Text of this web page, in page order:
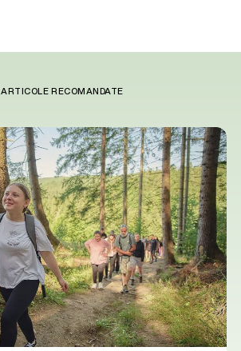
ARTICOLE RECOMANDATE